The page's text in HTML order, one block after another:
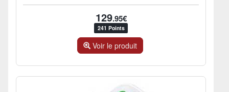
129.95€
241 Points
Voir le produit